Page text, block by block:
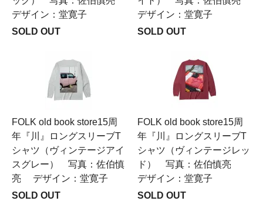
デザイン：堂寛子
SOLD OUT
デザイン：堂寛子
SOLD OUT
FOLK old book store15周
年『川』ロングスリーブT
シャツ（ヴィンテージアイ
スグレー） 写真：佐伯慎
亮 デザイン：堂寛子
SOLD OUT
FOLK old book store15周
年『川』ロングスリーブT
シャツ（ヴィンテージレッ
ド） 写真：佐伯慎亮
デザイン：堂寛子
SOLD OUT